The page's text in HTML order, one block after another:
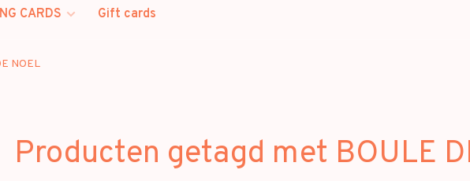
CARDS Gift cards
NOEL
Producten getagd met BOULE